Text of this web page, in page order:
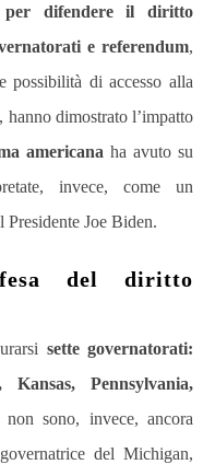
difendere il diritto
e referendum,
possibilità di accesso alla
dimostrato l’impatto
americana ha avuto su
invece, come un
Presidente Joe Biden.
del diritto
sette governatorati:
Pennsylvania,
sono, invece, ancora
del Michigan,